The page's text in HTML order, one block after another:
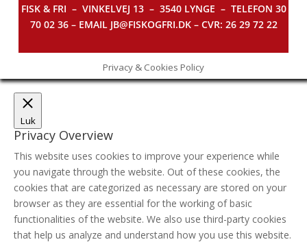
FISK & FRI – VINKELVEJ 13 – 3540 LYNGE – TELEFON 30
70 02 36 – EMAIL JB@FISKOGFRI.DK – CVR: 26 29 72 22
Privacy & Cookies Policy
Luk
Privacy Overview
This website uses cookies to improve your experience while
you navigate through the website. Out of these cookies, the
cookies that are categorized as necessary are stored on your
browser as they are essential for the working of basic
functionalities of the website. We also use third-party cookies
that help us analyze and understand how you use this website.